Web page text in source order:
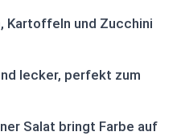
Kartoffeln und Zucchini
lecker, perfekt zum
Salat bringt Farbe auf